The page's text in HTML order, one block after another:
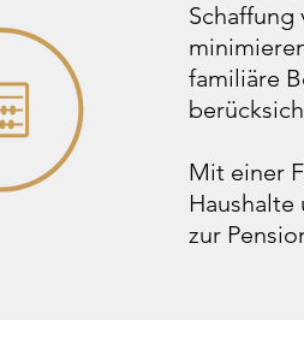
Schaffung
familiäre
Mit einer
Haushalte
zur